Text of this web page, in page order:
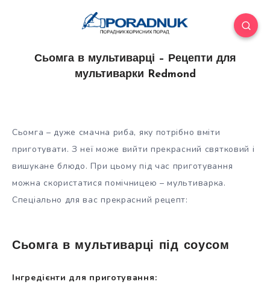
Сьомга в мультиварці – Рецепти для
мультиварки Redmond
Сьомга – дуже смачна риба, яку потрібно вміти
приготувати. З неї може вийти прекрасний святковий і
вишукане блюдо. При цьому під час приготування
можна скористатися помічницею – мультиварка.
Спеціально для вас прекрасний рецепт:
Сьомга в мультиварці під соусом
Інгредієнти для приготування: